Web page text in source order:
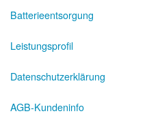
Batterieentsorgung
Leistungsprofil
Datenschutzerklärung
AGB-Kundeninfo